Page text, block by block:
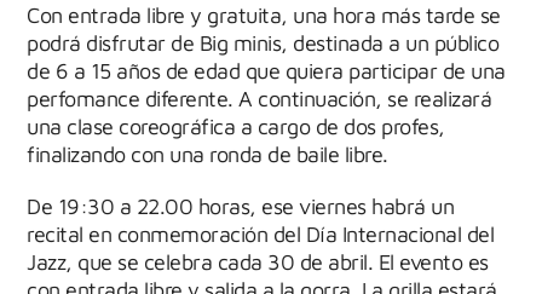
Con entrada libre y gratuita, una hora más tarde se
podrá disfrutar de Big minis, destinada a un público
de 6 a 15 años de edad que quiera participar de una
perfomance diferente. A continuación, se realizará
una clase coreográfica a cargo de dos profes,
finalizando con una ronda de baile libre.
De 19:30 a 22.00 horas, ese viernes habrá un
recital en conmemoración del Día Internacional del
Jazz, que se celebra cada 30 de abril. El evento es